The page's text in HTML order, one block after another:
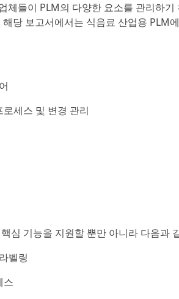
체들이 PLM의 다양한 요소를 관리하
당 보고서에서는 식음료 산업용 PLM
세스 및 변경 관리
심 기능을 지원할 뿐만 아니라 다음과
벨링
스